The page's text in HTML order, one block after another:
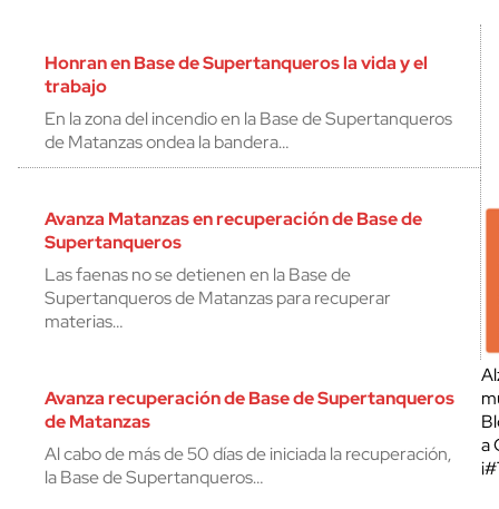
Honran en Base de Supertanqueros la vida y el
trabajo
En la zona del incendio en la Base de Supertanqueros
de Matanzas ondea la bandera…
Avanza Matanzas en recuperación de Base de
Supertanqueros
Las faenas no se detienen en la Base de
Supertanqueros de Matanzas para recuperar
materias…
Avanza recuperación de Base de Supertanqueros
de Matanzas
Al cabo de más de 50 días de iniciada la recuperación,
la Base de Supertanqueros…
a